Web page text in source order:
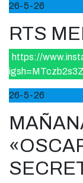
26-5-26
RTS
https://
26-5-26